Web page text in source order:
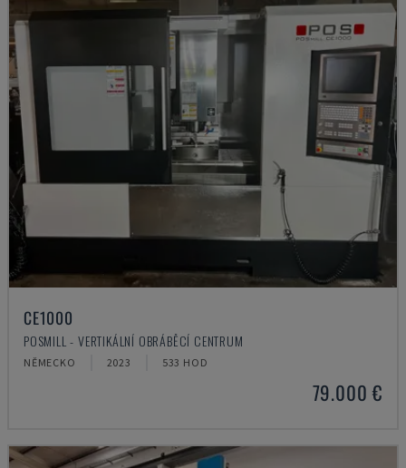
CE1000
POSMILL - VERTIKÁLNÍ OBRÁBĚCÍ CENTRUM
NĚMECKO 2023 533 HOD
79.000 €